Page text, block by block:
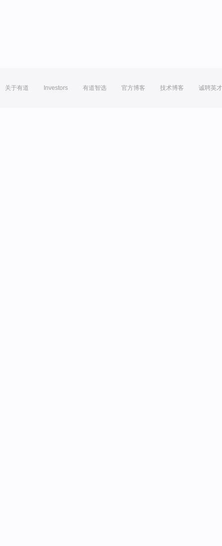
关于有道 Investors 有道智选 官方博客 技术博客 诚聘英才